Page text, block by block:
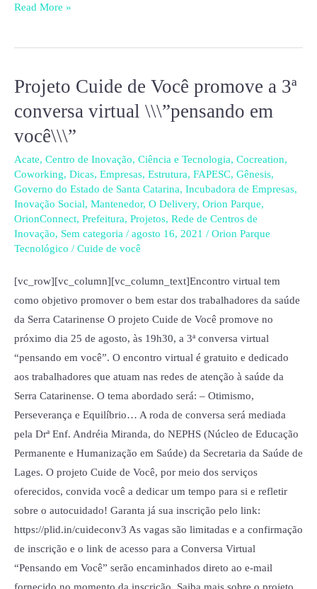
Read More »
Projeto Cuide de Você promove a 3ª
conversa virtual \\\”pensando em
você\\\”
Acate, Centro de Inovação, Ciência e Tecnologia, Cocreation,
Coworking, Dicas, Empresas, Estrutura, FAPESC, Gênesis,
Governo do Estado de Santa Catarina, Incubadora de Empresas,
Inovação Social, Mantenedor, O Delivery, Orion Parque,
OrionConnect, Prefeitura, Projetos, Rede de Centros de
Inovação, Sem categoria / agosto 16, 2021 / Orion Parque
Tecnológico / Cuide de você
[vc_row][vc_column][vc_column_text]Encontro virtual tem
como objetivo promover o bem estar dos trabalhadores da saúde
da Serra Catarinense O projeto Cuide de Você promove no
próximo dia 25 de agosto, às 19h30, a 3ª conversa virtual
“pensando em você”. O encontro virtual é gratuito e dedicado
aos trabalhadores que atuam nas redes de atenção à saúde da
Serra Catarinense. O tema abordado será: – Otimismo,
Perseverança e Equilíbrio… A roda de conversa será mediada
pela Drª Enf. Andréia Miranda, do NEPHS (Núcleo de Educação
Permanente e Humanização em Saúde) da Secretaria da Saúde de
Lages. O projeto Cuide de Você, por meio dos serviços
oferecidos, convida você a dedicar um tempo para si e refletir
sobre o autocuidado! Garanta já sua inscrição pelo link:
https://plid.in/cuideconv3 As vagas são limitadas e a confirmação
de inscrição e o link de acesso para a Conversa Virtual
“Pensando em Você” serão encaminhados direto ao e-mail
Projeto
de
Você
promove
a
conversa
virtual
\\\”pensando